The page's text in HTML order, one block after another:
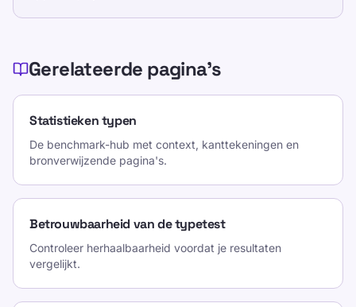
Gerelateerde pagina's
Statistieken typen
De benchmark-hub met context, kanttekeningen en
bronverwijzende pagina's.
Betrouwbaarheid van de typetest
Controleer herhaalbaarheid voordat je resultaten
vergelijkt.